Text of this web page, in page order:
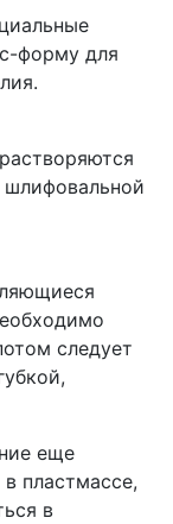
форму для
шлифовальной
следует
еще
пластмассе,
в